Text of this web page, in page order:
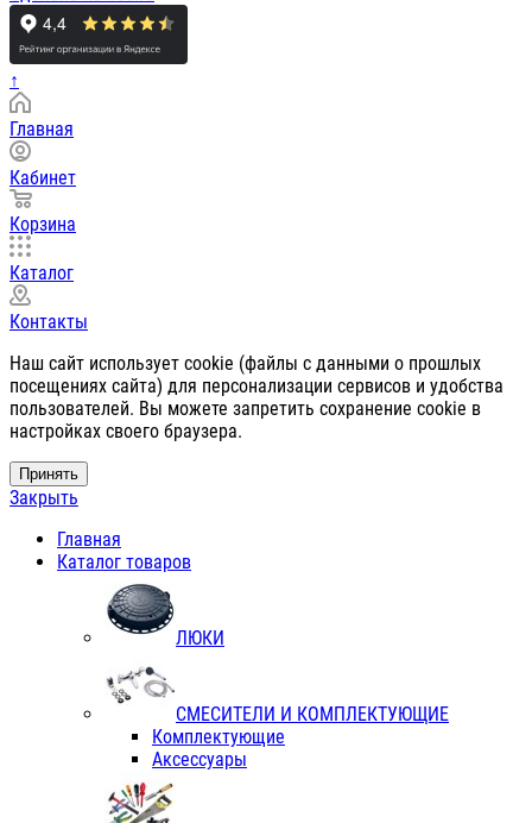
↑
Главная
Кабинет
Корзина
Каталог
Контакты
Наш сайт использует cookie (файлы с данными о прошлых
посещениях сайта) для персонализации сервисов и удобства
пользователей. Вы можете запретить сохранение cookie в
настройках своего браузера.
Принять
Закрыть
Главная
Каталог товаров
ЛЮКИ
СМЕСИТЕЛИ И КОМПЛЕКТУЮЩИЕ
Комплектующие
Аксессуары